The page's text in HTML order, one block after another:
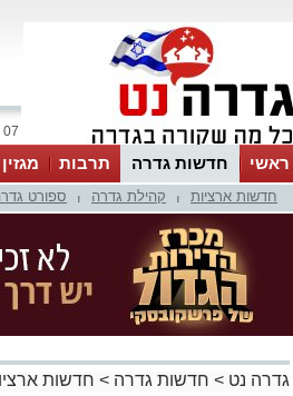
07 אוגוסט 2026 / 00:52
ראשי חדשות גדרה תרבות
חדשות ארציות קהילת גדרה ספורט
גדרה נט > חדשות גדרה > חדשות